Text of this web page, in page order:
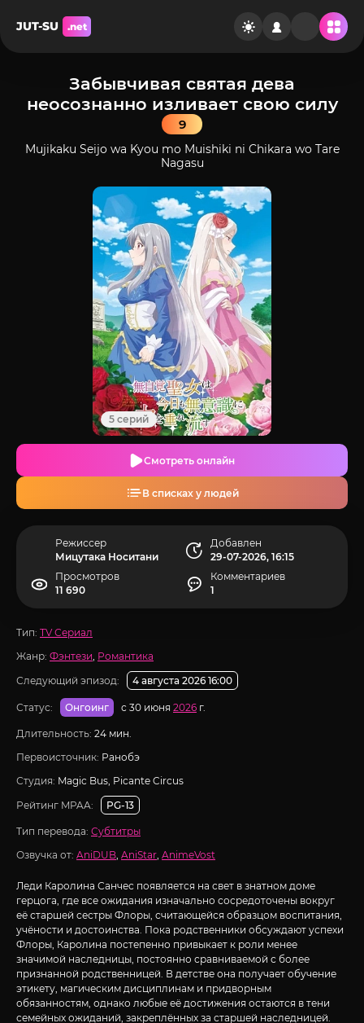
JUT-SU .net
Забывчивая святая дева
неосознанно изливает свою силу
9
Mujikaku Seijo wa Kyou mo Muishiki ni Chikara wo Tare
Nagasu
5 серий
Смотреть онлайн
В списках у людей
Режиссер
Мицутака Носитани
Добавлен
29-07-2026, 16:15
Просмотров
11 690
Комментариев
1
Тип: TV Сериал
Жанр: Фэнтези, Романтика
Следующий эпизод:
4 августа 2026 16:00
Статус: Онгоинг с 30 июня 2026 г.
Длительность: 24 мин.
Первоисточник: Ранобэ
Студия: Magic Bus, Picante Circus
Рейтинг MPAA:
PG-13
Тип перевода: Субтитры
Озвучка от: AniDUB, AniStar, AnimeVost
Леди Каролина Санчес появляется на свет в знатном доме
герцога, где все ожидания изначально сосредоточены вокруг
её старшей сестры Флоры, считающейся образцом воспитания,
учёности и достоинства. Пока родственники обсуждают успехи
Флоры, Каролина постепенно привыкает к роли менее
значимой наследницы, постоянно сравниваемой с более
признанной родственницей. В детстве она получает обучение
этикету, магическим дисциплинам и придворным
обязанностям, однако любые её достижения остаются в тени
семейных ожиданий, закреплённых за старшей наследницей.